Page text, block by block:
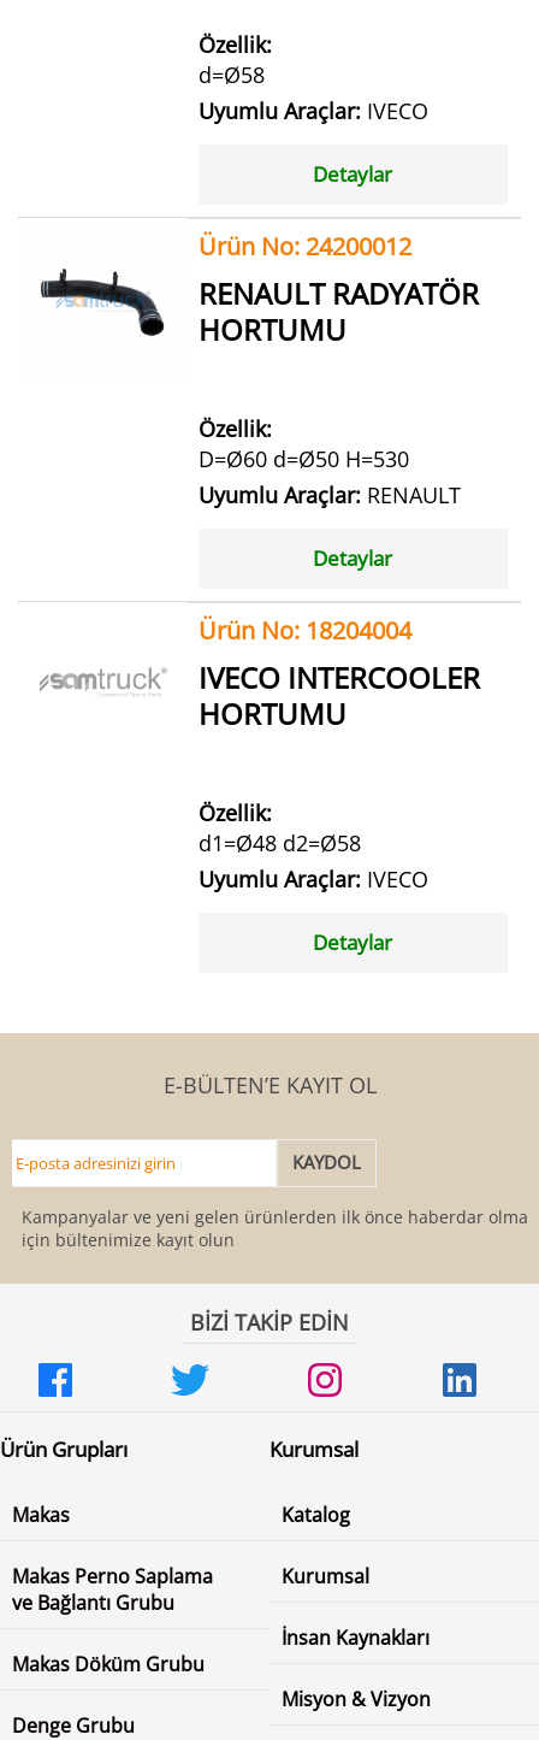
Özellik:
d=Ø58
Uyumlu Araçlar: IVECO
Detaylar
Ürün No: 24200012
RENAULT RADYATÖR
HORTUMU
Özellik:
D=Ø60 d=Ø50 H=530
Uyumlu Araçlar: RENAULT
Detaylar
Ürün No: 18204004
IVECO INTERCOOLER
HORTUMU
Özellik:
d1=Ø48 d2=Ø58
Uyumlu Araçlar: IVECO
Detaylar
E-BÜLTEN’E KAYIT OL
Kampanyalar ve yeni gelen ürünlerden ilk önce haberdar olmak
için bültenimize kayıt olun
BİZİ TAKİP EDİN
Ürün Grupları
Makas
Makas Perno Saplama
ve Bağlantı Grubu
Makas Döküm Grubu
Denge Grubu
Kurumsal
Katalog
Kurumsal
İnsan Kaynakları
Misyon & Vizyon